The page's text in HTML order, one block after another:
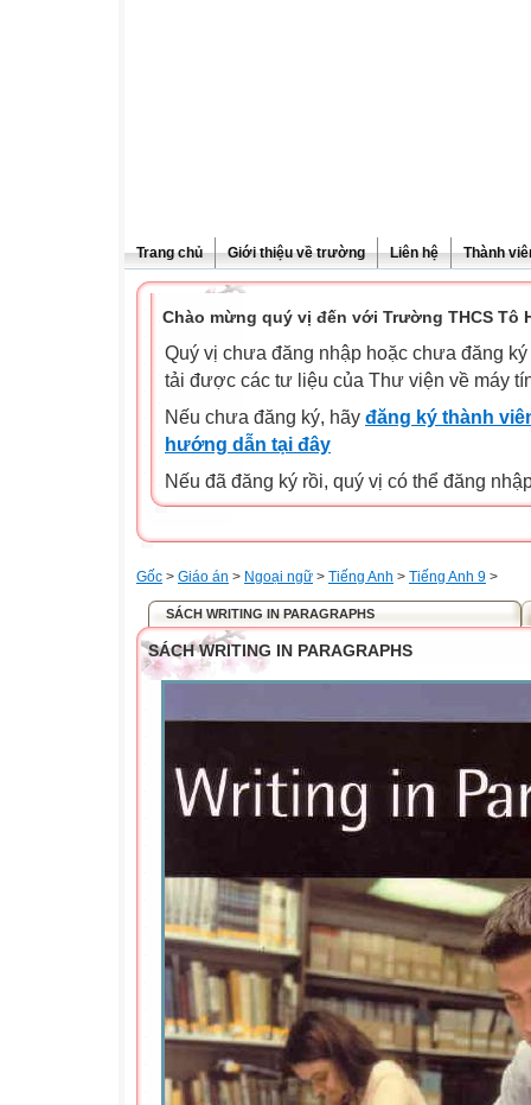
Trang chủ Giới thiệu về trường Liên hệ Thành
Chào mừng quý vị đến với Trường THCS Tô
Quý vị chưa đăng nhập hoặc chưa đăng
tải được các tư liệu của Thư viện về máy
Nếu chưa đăng ký, hãy đăng ký thành
hướng dẫn tại đây
Nếu đã đăng ký rồi, quý vị có thể đăng
Gốc > Giáo án > Ngoại ngữ > Tiếng Anh > Tiếng Anh 9 >
SÁCH WRITING IN PARAGRAPHS
SÁCH WRITING IN PARAGRAPHS